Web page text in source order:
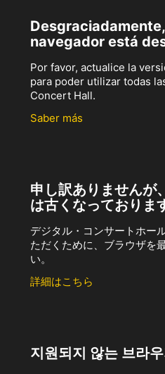
navegador está
Por favor, actualice la
para poder utilizar todas
Concert Hall.
Saber más
申し訳ありませんが
は古くなっておりま
デジタル・コンサートホー
ただくために、ブラウザを
い。
詳細はこちら
지원되지 않는 브라